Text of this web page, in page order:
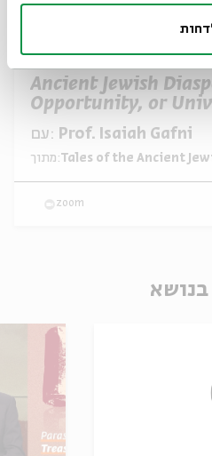
Ancient Jewish
Opportunity, or
עם: Prof. Isaiah Gafni
מתוך:Tales of the Ancient
zoom
בנושא